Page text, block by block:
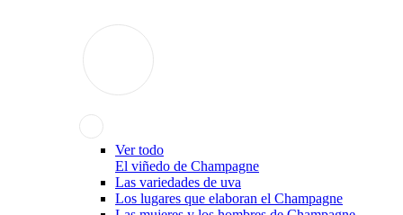
Ver todo
El viñedo de Champagne
Las variedades de uva
Los lugares que elaboran el Champagne